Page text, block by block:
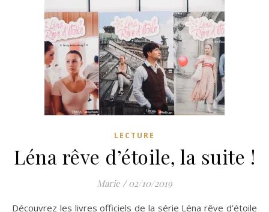
LECTURE
Léna rêve d’étoile, la suite !
Marie / 02/10/2019
Découvrez les livres officiels de la série Léna rêve d’étoile